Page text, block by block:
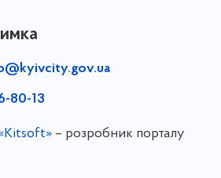
80-13
– розробник порталу